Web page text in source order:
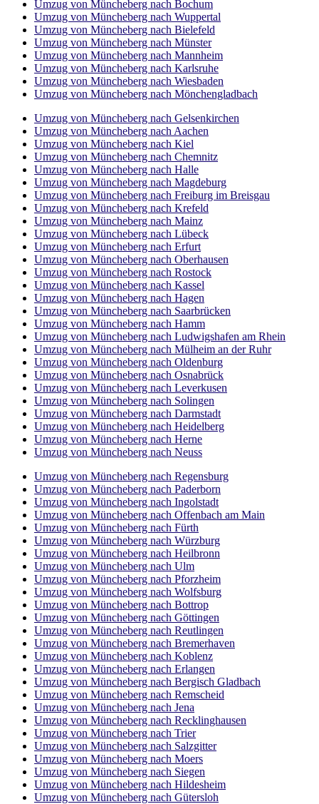
Umzug von Müncheberg nach Bochum
Umzug von Müncheberg nach Wuppertal
Umzug von Müncheberg nach Bielefeld
Umzug von Müncheberg nach Münster
Umzug von Müncheberg nach Mannheim
Umzug von Müncheberg nach Karlsruhe
Umzug von Müncheberg nach Wiesbaden
Umzug von Müncheberg nach Mönchen­gladbach
Umzug von Müncheberg nach Gelsenkirchen
Umzug von Müncheberg nach Aachen
Umzug von Müncheberg nach Kiel
Umzug von Müncheberg nach Chemnitz
Umzug von Müncheberg nach Halle
Umzug von Müncheberg nach Magdeburg
Umzug von Müncheberg nach Freiburg im Breisgau
Umzug von Müncheberg nach Krefeld
Umzug von Müncheberg nach Mainz
Umzug von Müncheberg nach Lübeck
Umzug von Müncheberg nach Erfurt
Umzug von Müncheberg nach Oberhausen
Umzug von Müncheberg nach Rostock
Umzug von Müncheberg nach Kassel
Umzug von Müncheberg nach Hagen
Umzug von Müncheberg nach Saarbrücken
Umzug von Müncheberg nach Hamm
Umzug von Müncheberg nach Ludwigshafen am Rhein
Umzug von Müncheberg nach Mülheim an der Ruhr
Umzug von Müncheberg nach Oldenburg
Umzug von Müncheberg nach Osnabrück
Umzug von Müncheberg nach Leverkusen
Umzug von Müncheberg nach Solingen
Umzug von Müncheberg nach Darmstadt
Umzug von Müncheberg nach Heidelberg
Umzug von Müncheberg nach Herne
Umzug von Müncheberg nach Neuss
Umzug von Müncheberg nach Regensburg
Umzug von Müncheberg nach Paderborn
Umzug von Müncheberg nach Ingolstadt
Umzug von Müncheberg nach Offenbach am Main
Umzug von Müncheberg nach Fürth
Umzug von Müncheberg nach Würzburg
Umzug von Müncheberg nach Heilbronn
Umzug von Müncheberg nach Ulm
Umzug von Müncheberg nach Pforzheim
Umzug von Müncheberg nach Wolfsburg
Umzug von Müncheberg nach Bottrop
Umzug von Müncheberg nach Göttingen
Umzug von Müncheberg nach Reutlingen
Umzug von Müncheberg nach Bremer­haven
Umzug von Müncheberg nach Koblenz
Umzug von Müncheberg nach Erlangen
Umzug von Müncheberg nach Bergisch Gladbach
Umzug von Müncheberg nach Remscheid
Umzug von Müncheberg nach Jena
Umzug von Müncheberg nach Recklinghausen
Umzug von Müncheberg nach Trier
Umzug von Müncheberg nach Salzgitter
Umzug von Müncheberg nach Moers
Umzug von Müncheberg nach Siegen
Umzug von Müncheberg nach Hildesheim
Umzug von Müncheberg nach Gütersloh